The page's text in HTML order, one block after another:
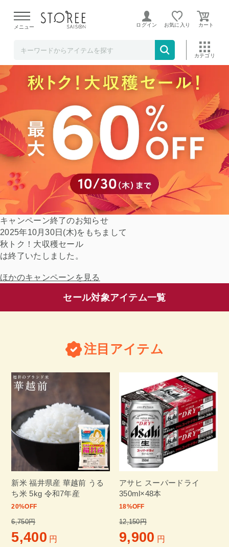
よる配送遅延が発生しております。
メニュー ログイン お気に入り
目玉品 新商品
キャンペーン終了のお知らせ
2025年10月30日(木)をもちまして
秋トク！大収穫セール
は終了いたしました。
ほかのキャンペーンを見る
セール対象アイテム一覧
注目アイテム
新米 福井県産 華越前 うる
ち米 5kg 令和7年産
20%OFF
6,750円
5,400 円
アサヒ スーパードライ
350ml×48本
18%OFF
12,150円
9,900 円